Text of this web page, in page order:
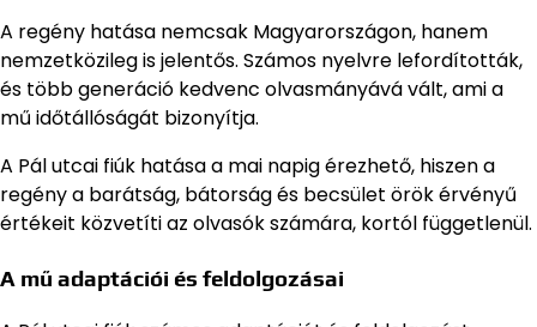
A regény hatása nemcsak Magyarországon, hanem
nemzetközileg is jelentős. Számos nyelvre lefordították,
és több generáció kedvenc olvasmányává vált, ami a
mű időtállóságát bizonyítja.
A Pál utcai fiúk hatása a mai napig érezhető, hiszen a
regény a barátság, bátorság és becsület örök érvényű
értékeit közvetíti az olvasók számára, kortól függetlenül.
A mű adaptációi és feldolgozásai